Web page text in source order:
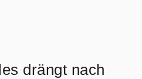
drängt nach